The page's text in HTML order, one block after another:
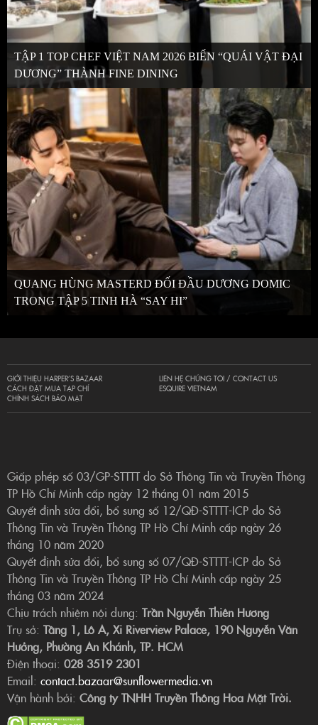
TẬP 1 TOP CHEF VIỆT NAM 2026 BIẾN “QUÁI VẬT ĐẠI
DƯƠNG” THÀNH FINE DINING
QUANG HÙNG MASTERD ĐỐI ĐẦU DƯƠNG DOMIC
TRONG TẬP 5 TINH HÀ “SAY HI”
GIỚI THIỆU HARPER’S BAZAAR
CÁCH ĐẶT MUA TẠP CHÍ
CHÍNH SÁCH BẢO MẬT
LIÊN HỆ CHÚNG TÔI / CONTACT US
ESQUIRE VIETNAM
Giấp phép số 03/GP-STTTT do Sở Thông Tin và Truyền Thông
TP Hồ Chí Minh cấp ngày 12 tháng 01 năm 2015
Quyết định sửa đổi, bổ sung số 12/QĐ-STTTT-ICP do Sở
Thông Tin và Truyền Thông TP Hồ Chí Minh cấp ngày 26
tháng 10 năm 2020
Quyết định sửa đổi, bổ sung số 07/QĐ-STTTT-ICP do Sở
Thông Tin và Truyền Thông TP Hồ Chí Minh cấp ngày 25
tháng 03 năm 2024
Chịu trách nhiệm nội dung: Trần Nguyễn Thiên Hương
Trụ sở: Tầng 1, Lô A, Xi Riverview Palace, 190 Nguyễn Văn
Hưởng, Phường An Khánh, TP. HCM
Điện thoại: 028 3519 2301
Email: contact.bazaar@sunflowermedia.vn
Vận hành bởi: Công ty TNHH Truyền Thông Hoa Mặt Trời.